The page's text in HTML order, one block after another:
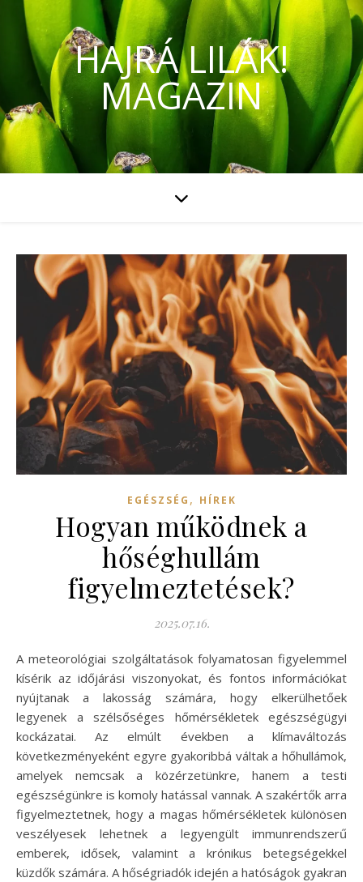
HAJRÁ LILÁK!
MAGAZIN
EGÉSZSÉG , HÍREK
Hogyan működnek a
hőséghullám
figyelmeztetések?
2025.07.16.
A meteorológiai szolgáltatások folyamatosan figyelemmel
kísérik az időjárási viszonyokat, és fontos információkat
nyújtanak a lakosság számára, hogy elkerülhetőek
legyenek a szélsőséges hőmérsékletek egészségügyi
kockázatai. Az elmúlt években a klímaváltozás
következményeként egyre gyakoribbá váltak a hőhullámok,
amelyek nemcsak a közérzetünkre, hanem a testi
egészségünkre is komoly hatással vannak. A szakértők arra
figyelmeztetnek, hogy a magas hőmérsékletek különösen
veszélyesek lehetnek a legyengült immunrendszerű
emberek, idősek, valamint a krónikus betegségekkel
küzdők számára. A hőségriadók idején a hatóságok gyakran